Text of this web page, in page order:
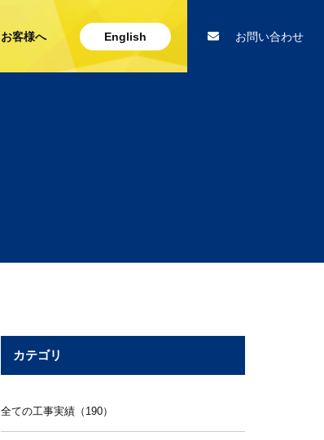
お客様へ English お問い合わせ
カテゴリ
全ての工事実績（190）